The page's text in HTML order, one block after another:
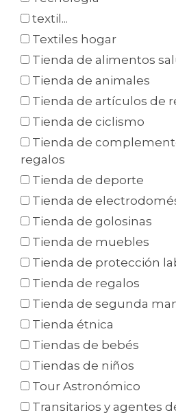
textil...
Textiles hogar
Tienda de alimentos
Tienda de animales
Tienda de artículos de
Tienda de ciclismo
Tienda de
regalos
Tienda de deporte
Tienda de
Tienda de golosinas
Tienda de muebles
Tienda de protección
Tienda de regalos
Tienda de segunda
Tienda étnica
Tiendas de bebés
Tiendas de niños
Tour Astronómico
Transitarios y agentes